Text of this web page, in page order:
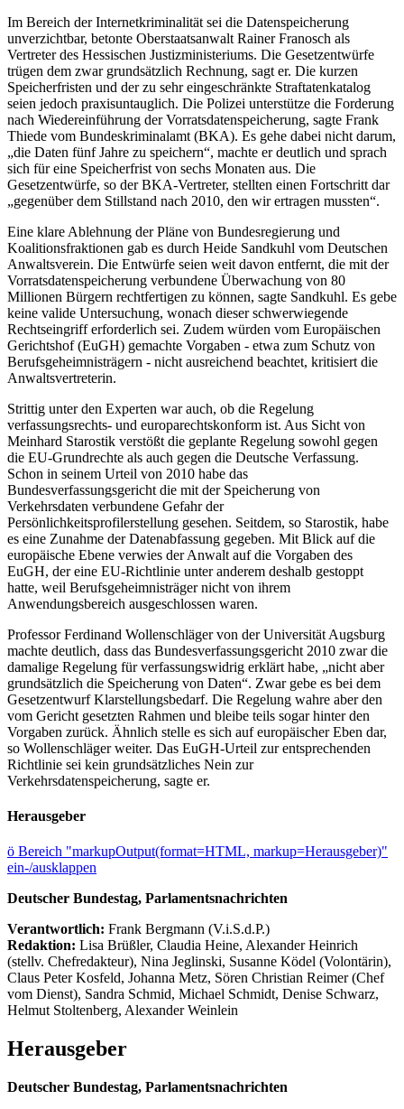
Im Bereich der Internetkriminalität sei die Datenspeicherung
unverzichtbar, betonte Oberstaatsanwalt Rainer Franosch als
Vertreter des Hessischen Justizministeriums. Die Gesetzentwürfe
trügen dem zwar grundsätzlich Rechnung, sagt er. Die kurzen
Speicherfristen und der zu sehr eingeschränkte Straftatenkatalog
seien jedoch praxisuntauglich. Die Polizei unterstütze die Forderung
nach Wiedereinführung der Vorratsdatenspeicherung, sagte Frank
Thiede vom Bundeskriminalamt (BKA). Es gehe dabei nicht darum,
„die Daten fünf Jahre zu speichern“, machte er deutlich und sprach
sich für eine Speicherfrist von sechs Monaten aus. Die
Gesetzentwürfe, so der BKA-Vertreter, stellten einen Fortschritt dar
„gegenüber dem Stillstand nach 2010, den wir ertragen mussten“.
Eine klare Ablehnung der Pläne von Bundesregierung und
Koalitionsfraktionen gab es durch Heide Sandkuhl vom Deutschen
Anwaltsverein. Die Entwürfe seien weit davon entfernt, die mit der
Vorratsdatenspeicherung verbundene Überwachung von 80
Millionen Bürgern rechtfertigen zu können, sagte Sandkuhl. Es gebe
keine valide Untersuchung, wonach dieser schwerwiegende
Rechtseingriff erforderlich sei. Zudem würden vom Europäischen
Gerichtshof (EuGH) gemachte Vorgaben - etwa zum Schutz von
Berufsgeheimnisträgern - nicht ausreichend beachtet, kritisiert die
Anwaltsvertreterin.
Strittig unter den Experten war auch, ob die Regelung
verfassungsrechts- und europarechtskonform ist. Aus Sicht von
Meinhard Starostik verstößt die geplante Regelung sowohl gegen
die EU-Grundrechte als auch gegen die Deutsche Verfassung.
Schon in seinem Urteil von 2010 habe das
Bundesverfassungsgericht die mit der Speicherung von
Verkehrsdaten verbundene Gefahr der
Persönlichkeitsprofilerstellung gesehen. Seitdem, so Starostik, habe
es eine Zunahme der Datenabfassung gegeben. Mit Blick auf die
europäische Ebene verwies der Anwalt auf die Vorgaben des
EuGH, der eine EU-Richtlinie unter anderem deshalb gestoppt
hatte, weil Berufsgeheimnisträger nicht von ihrem
Anwendungsbereich ausgeschlossen waren.
Professor Ferdinand Wollenschläger von der Universität Augsburg
machte deutlich, dass das Bundesverfassungsgericht 2010 zwar die
damalige Regelung für verfassungswidrig erklärt habe, „nicht aber
grundsätzlich die Speicherung von Daten“. Zwar gebe es bei dem
Gesetzentwurf Klarstellungsbedarf. Die Regelung wahre aber den
vom Gericht gesetzten Rahmen und bleibe teils sogar hinter den
Vorgaben zurück. Ähnlich stelle es sich auf europäischer Eben dar,
so Wollenschläger weiter. Das EuGH-Urteil zur entsprechenden
Richtlinie sei kein grundsätzliches Nein zur
Verkehrsdatenspeicherung, sagte er.
Herausgeber
ö Bereich "markupOutput(format=HTML, markup=Herausgeber)"
ein-/ausklappen
Deutscher Bundestag, Parlamentsnachrichten
Verantwortlich: Frank Bergmann (V.i.S.d.P.)
Redaktion: Lisa Brüßler, Claudia Heine, Alexander Heinrich
(stellv. Chefredakteur), Nina Jeglinski, Susanne Ködel (Volontärin),
Claus Peter Kosfeld, Johanna Metz, Sören Christian Reimer (Chef
vom Dienst), Sandra Schmid, Michael Schmidt, Denise Schwarz,
Helmut Stoltenberg, Alexander Weinlein
Herausgeber
Deutscher Bundestag, Parlamentsnachrichten